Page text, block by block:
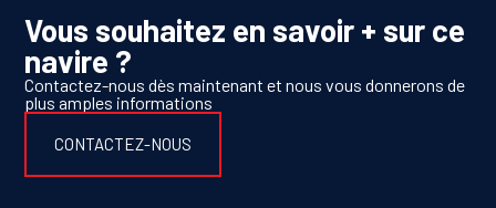
Vous souhaitez en savoir + sur ce
navire ?
Contactez-nous dès maintenant et nous vous donnerons de
plus amples informations
CONTACTEZ-NOUS